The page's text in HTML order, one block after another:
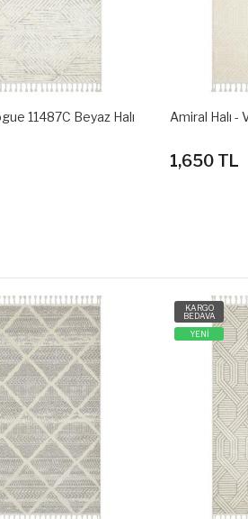
10692F Beyaz Halı Amiral Halı -
1,650 TL
KARGO
BEDAVA
YENİ